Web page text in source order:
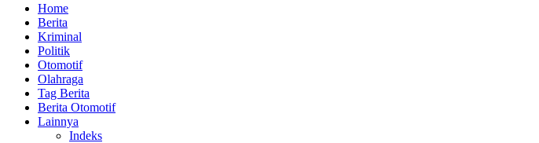
Home
Berita
Kriminal
Politik
Otomotif
Olahraga
Tag Berita
Berita Otomotif
Lainnya
Indeks